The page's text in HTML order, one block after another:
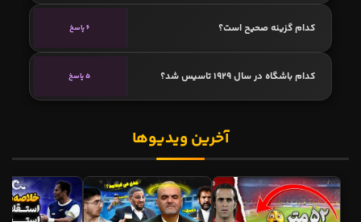
کدام گزینه صحیح است؟ 6 پاسخ
کدام باشگاه در سال 1929 تاسیس شد؟ 5 پاسخ
آخرین ویدیوها